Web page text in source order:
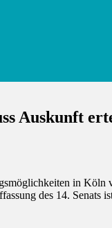
Auskunft
in
des 14. Senats